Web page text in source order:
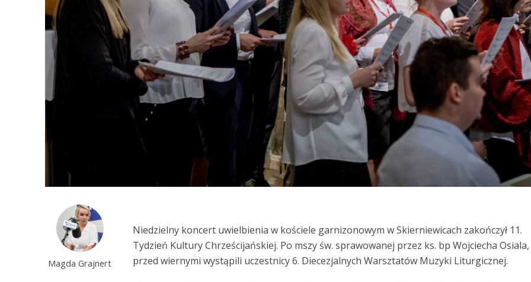
Magda Grajnert
Niedzielny koncert uwielbienia w kościele garnizonowym w Skierniewicach zakończył 11.
Tydzień Kultury Chrześcijańskiej. Po mszy św. sprawowanej przez ks. bp Wojciecha Osiala,
przed wiernymi wystąpili uczestnicy 6. Diecezjalnych Warsztatów Muzyki Liturgicznej.